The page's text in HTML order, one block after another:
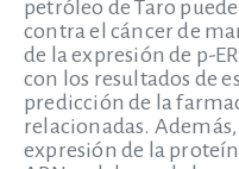
petróleo de Taro
contra el cáncer de
de la expresión de p-
con los resultados de
predicción de la
relacionadas.
expresión de la